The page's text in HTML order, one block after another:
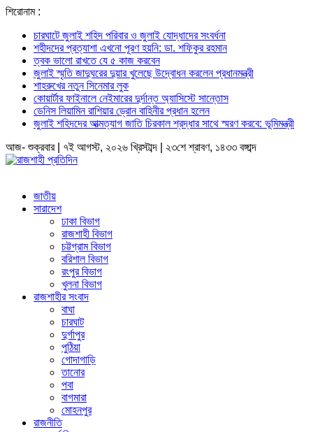
শিরোনাম :
চারঘাটে জুলাই শহিদ পরিবার ও জুলাই যোদ্ধাদের সংবর্ধনা
শহীদদের প্রত্যাশা এখনো পূরণ হয়নি: ডা. শফিকুর রহমান
ত্বক ভালো রাখতে যে ৫ কাজ করবেন
জুলাই স্মৃতি জাদুঘরের দুয়ার খুলেছে উদ্বোধন করলেন প্রধানমন্ত্রী
শাহরুখের নতুন সিনেমার লুক
কোয়ার্টার ফাইনালে নেইমারের দুর্দান্ত অ্যাসিস্টে সান্তোস
ডেনিস লিয়ামিন রাশিয়ার ড্রোন বাহিনীর প্রধান হলেন
জুলাই শহিদদের আত্মত্যাগ জাতি চিরকাল শ্রদ্ধার সাথে স্মরণ করবে: ভূমিমন্ত্রী
আজ- শুক্রবার | ৭ই আগস্ট, ২০২৬ খ্রিস্টাব্দ | ২৩শে শ্রাবণ, ১৪৩৩ বঙ্গাব্দ
জাতীয়
সারাদেশ
ঢাকা বিভাগ
রাজশাহী বিভাগ
চট্টগ্রাম বিভাগ
বরিশাল বিভাগ
রংপুর বিভাগ
খুলনা বিভাগ
রাজশাহীর সংবাদ
বাঘা
চারঘাট
দুর্গাপুর
পুঠিয়া
গোদাগাড়ি
তানোর
পবা
বাগমারা
মোহনপুর
রাজনীতি